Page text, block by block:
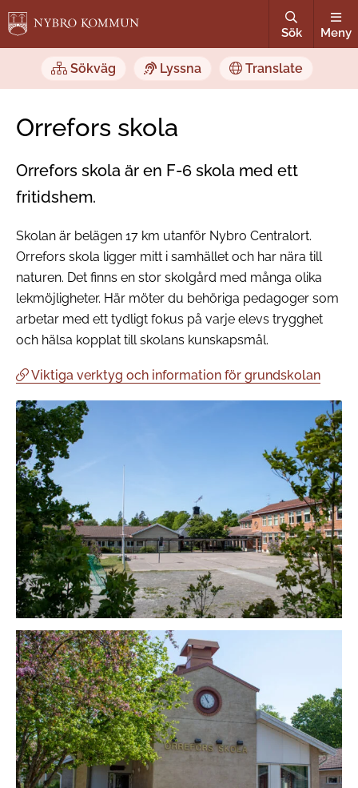
Sök Meny
Sökväg Lyssna Translate
Orrefors skola
Orrefors skola är en F-6 skola med ett
fritidshem.
Skolan är belägen 17 km utanför Nybro Centralort.
Orrefors skola ligger mitt i samhället och har nära till
naturen. Det finns en stor skolgård med många olika
lekmöjligheter. Här möter du behöriga pedagoger som
arbetar med ett tydligt fokus på varje elevs trygghet
och hälsa kopplat till skolans kunskapsmål.
Viktiga verktyg och information för grundskolan